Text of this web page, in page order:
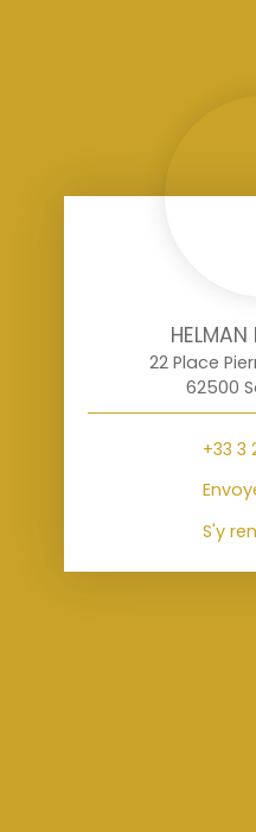
HELMAN
22 Place
62500
+33 3
S'y